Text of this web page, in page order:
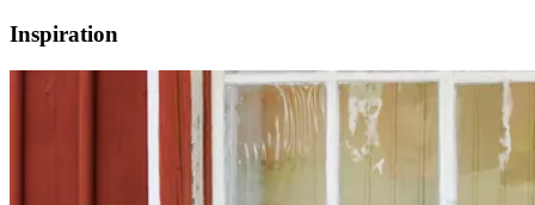
Inspiration